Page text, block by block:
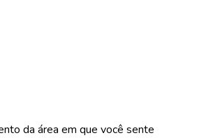
da área em que você sente